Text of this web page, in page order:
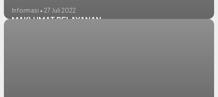
Informasi • 27 Juli 2022
MAKLUMAT PELAYANAN